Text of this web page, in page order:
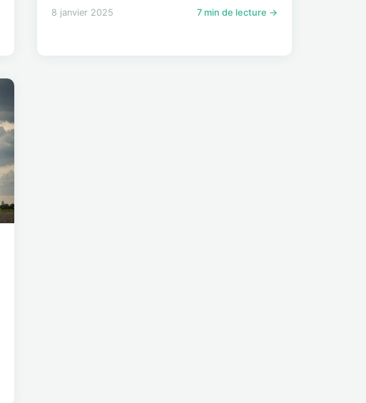
8 janvier 2025 7 min de lecture →